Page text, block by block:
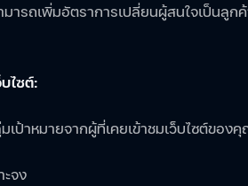
รถเพิ่มอัตราการเปลี่ยนผู้สนใจเป็นลูกค้
ไซต์:
เป้าหมายจากผู้ที่เคยเข้าชมเว็บไซต์ของ
ะจง